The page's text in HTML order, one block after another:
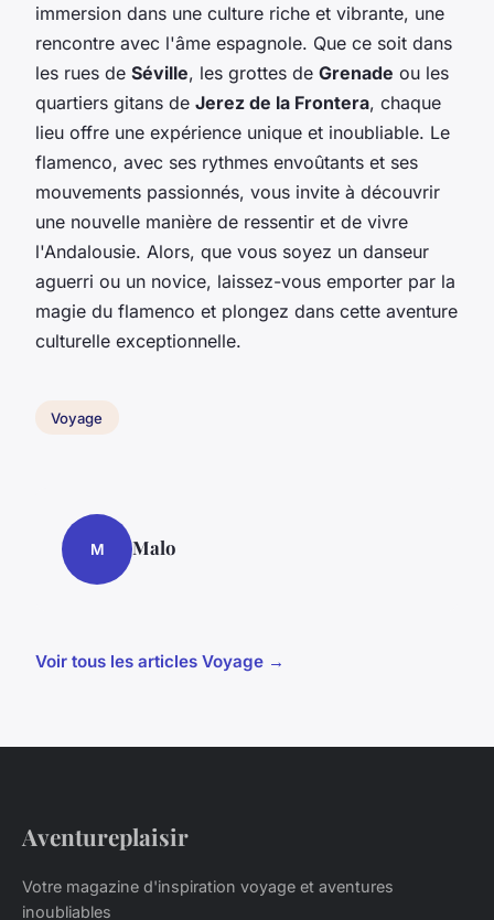
immersion dans une culture riche et vibrante, une
rencontre avec l'âme espagnole. Que ce soit dans
les rues de Séville, les grottes de Grenade ou les
quartiers gitans de Jerez de la Frontera, chaque
lieu offre une expérience unique et inoubliable. Le
flamenco, avec ses rythmes envoûtants et ses
mouvements passionnés, vous invite à découvrir
une nouvelle manière de ressentir et de vivre
l'Andalousie. Alors, que vous soyez un danseur
aguerri ou un novice, laissez-vous emporter par la
magie du flamenco et plongez dans cette aventure
culturelle exceptionnelle.
Voyage
M Malo
Voir tous les articles Voyage →
Aventureplaisir
Votre magazine d'inspiration voyage et aventures
inoubliables